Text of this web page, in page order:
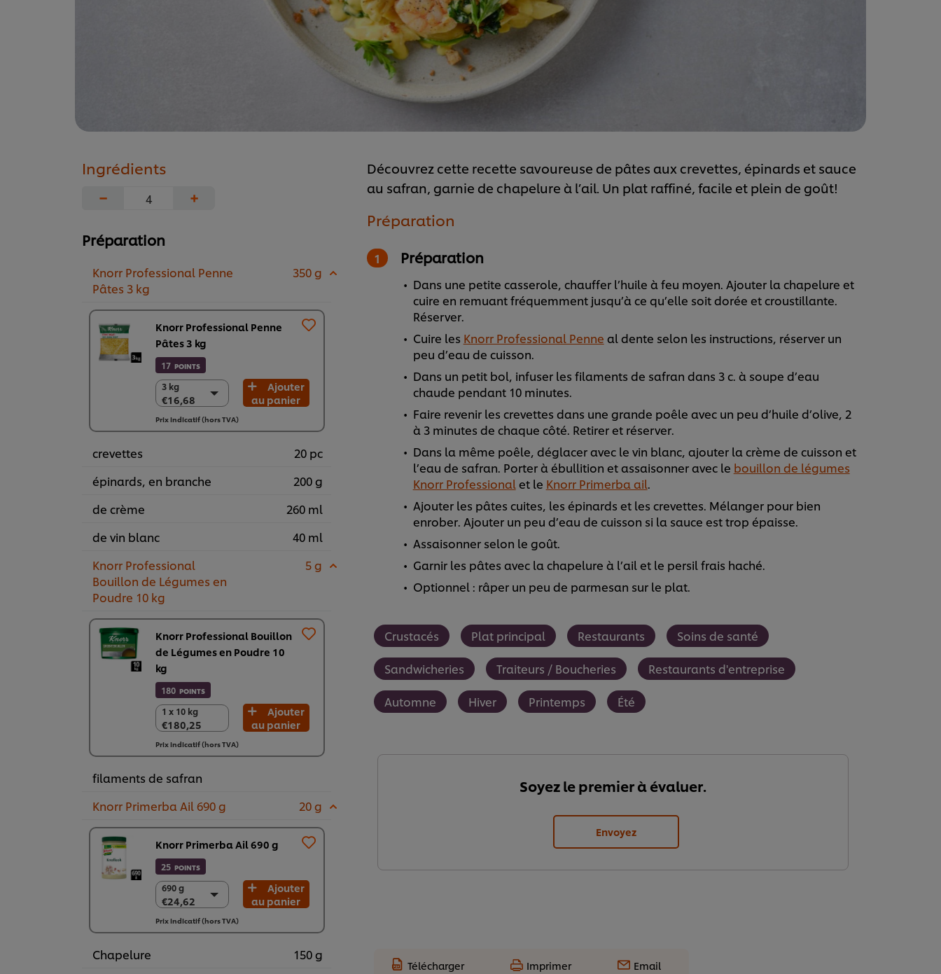
Ingrédients
−
+
Préparation
Knorr Professional Penne
Pâtes 3 kg
350 g
Knorr Professional Penne
Pâtes 3 kg
17 POINTS
3 kg
€16,68
3 kg
€16,68
1 x 3 kg
€16,68
Ajouter
au panier
Prix indicatif (hors TVA)
crevettes
20 pc
épinards, en branche
200 g
de crème
260 ml
de vin blanc
40 ml
Knorr Professional
Bouillon de Légumes en
Poudre 10 kg
5 g
Knorr Professional Bouillon
de Légumes en Poudre 10
kg
180 POINTS
1 x 10 kg
€180,25
1 x 10 kg
€180,25
Ajouter
au panier
Prix indicatif (hors TVA)
filaments de safran
Knorr Primerba Ail 690 g
20 g
Knorr Primerba Ail 690 g
25 POINTS
690 g
€24,62
690 g
€24,62
2 x 690 g
€49,25
Ajouter
au panier
Prix indicatif (hors TVA)
Chapelure
150 g
Découvrez cette recette savoureuse de pâtes aux crevettes, épinards et sauce
au safran, garnie de chapelure à l’ail. Un plat raffiné, facile et plein de goût!
Préparation
Préparation
Dans une petite casserole, chauffer l’huile à feu moyen. Ajouter la chapelure et
cuire en remuant fréquemment jusqu’à ce qu’elle soit dorée et croustillante.
Réserver.
Cuire les Knorr Professional Penne al dente selon les instructions, réserver un
peu d’eau de cuisson.
Dans un petit bol, infuser les filaments de safran dans 3 c. à soupe d’eau
chaude pendant 10 minutes.
Faire revenir les crevettes dans une grande poêle avec un peu d’huile d’olive, 2
à 3 minutes de chaque côté. Retirer et réserver.
Dans la même poêle, déglacer avec le vin blanc, ajouter la crème de cuisson et
l’eau de safran. Porter à ébullition et assaisonner avec le bouillon de légumes
Knorr Professionalet le Knorr Primerba ail.
Ajouter les pâtes cuites, les épinards et les crevettes. Mélanger pour bien
enrober. Ajouter un peu d’eau de cuisson si la sauce est trop épaisse.
Assaisonner selon le goût.
Garnir les pâtes avec la chapelure à l’ail et le persil frais haché.
Optionnel : râper un peu de parmesan sur le plat.
Crustacés Plat principal Restaurants Soins de santé
Sandwicheries Traiteurs / Boucheries Restaurants d'entreprise
Automne Hiver Printemps Été
Soyez le premier à évaluer.
Envoyez
Télécharger Imprimer Email